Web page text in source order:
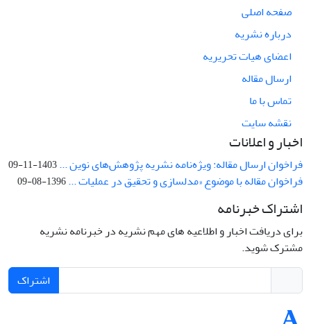
صفحه اصلی
درباره نشریه
اعضای هیات تحریریه
ارسال مقاله
تماس با ما
نقشه سایت
اخبار و اعلانات
فراخوان ارسال مقاله: ویژه‌نامه نشریه پژوهش‌های نوین ...1403-11-09
فراخوان مقاله با موضوع «مدلسازی و تحقیق در عملیات ...1396-08-09
اشتراک خبرنامه
برای دریافت اخبار و اطلاعیه های مهم نشریه در خبرنامه نشریه
مشترک شوید.
اشتراک